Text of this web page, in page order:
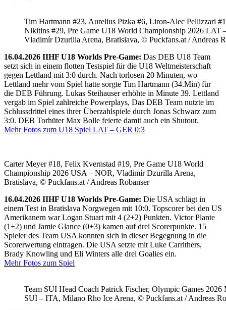
Tim Hartmann #23, Aurelius Pizka #6, Liron-Alec Pellizzari
Nikitins #29, Pre Game U18 World Championship 2026 LAT
Vladimír Dzurilla Arena, Bratislava, © Puckfans.at / Andreas
16.04.2026 IIHF U18 Worlds Pre-Game: Das DEB U18 Team
setzt sich in einem flotten Testspiel für die U18 Weltmeisterschaft
gegen Lettland mit 3:0 durch. Nach torlosen 20 Minuten, wo
Lettland mehr vom Spiel hatte sorgte Tim Hartmann (34.Min) für
die DEB Führung. Lukas Steihauser erhöhte in Minute 39. Lettland
vergab im Spiel zahlreiche Powerplays, Das DEB Team nutzte im
Schlussdrittel eines ihrer Überzahlspiele durch Jonas Schwarz zum
3:0. DEB Torhüter Max Bolle feierte damit auch ein Shutout.
Mehr Fotos zum U18 Spiel LAT – GER 0:3
Carter Meyer #18, Felix Kvernstad #19, Pre Game U18 World
Championship 2026 USA – NOR, Vladimír Dzurilla Arena,
Bratislava, © Puckfans.at / Andreas Robanser
16.04.2026 IIHF U18 Worlds Pre-Game: Die USA schlägt in
einem Test in Bratislava Norgwegen mit 10:0. Topscorer bei den US
Amerikanern war Logan Stuart mit 4 (2+2) Punkten. Victor Plante
(1+2) und Jamie Glance (0+3) kamen auf drei Scorerpunkte. 15
Spieler des Team USA konnten sich in dieser Begegnung in die
Scorerwertung eintragen. Die USA setzte mit Luke Carrithers,
Brady Knowling und Eli Winters alle drei Goalies ein.
Mehr Fotos zum Spiel
Team SUI Head Coach Patrick Fischer, Olympic Games 2026
SUI – ITA, Milano Rho Ice Arena, © Puckfans.at / Andreas